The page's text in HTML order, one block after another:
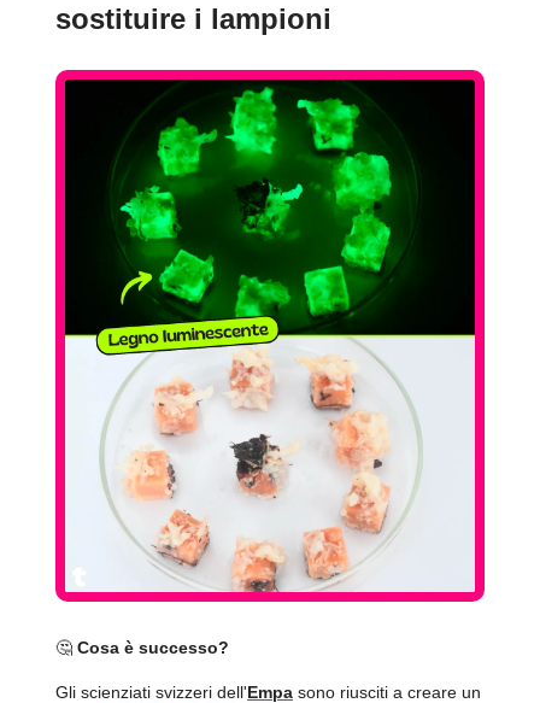
sostituire i lampioni
🤔 Cosa è successo?
Gli scienziati svizzeri dell'Empa sono riusciti a creare un